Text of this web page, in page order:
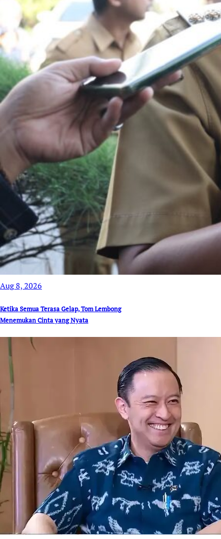
Aug 8, 2026
Ketika Semua Terasa Gelap, Tom Lembong
Menemukan Cinta yang Nyata